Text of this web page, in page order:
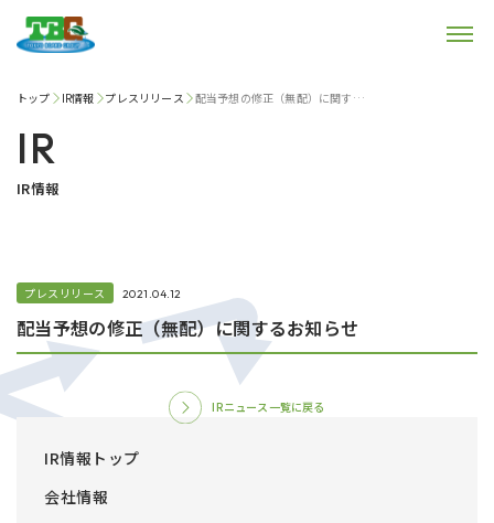
トップ IR情報 プレスリリース 配当予想の修正（無配）に関するお知らせ
IR
IR情報
IR情報トップ
会社情報
プレスリリース 2021.04.12
配当予想の修正（無配）に関するお知らせ
IRニュース一覧に戻る